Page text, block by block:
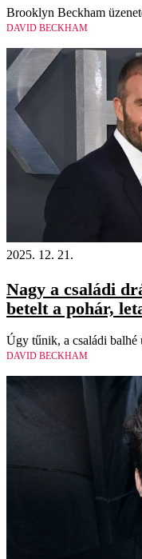
Brooklyn Beckham
DAVID BECKHAM
2025. 12. 21.
Nagy a családi
betelt a pohár,
Úgy tűnik, a családi balhé
DAVID BECKHAM